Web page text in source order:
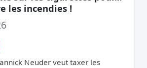
les incendies !
Neuder veut taxer les